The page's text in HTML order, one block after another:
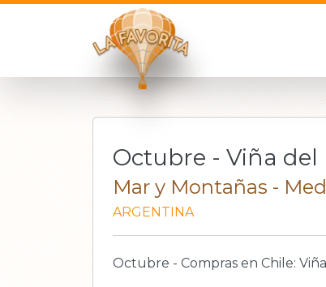
Octubre - Viña del
Mar y Montañas -
ARGENTINA
Octubre - Compras en Chile: